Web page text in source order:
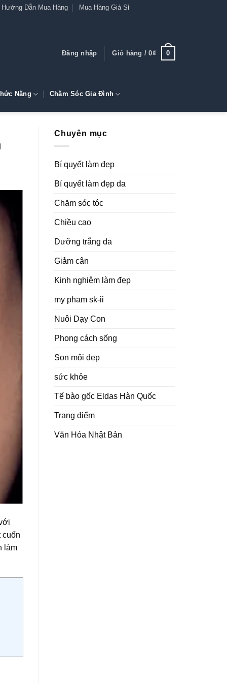
Hướng Dẫn Mua Hàng Mua Hàng Giá Sỉ
Đăng nhập Giỏ hàng /0₫ 0
Năng Chăm Sóc Gia Đình
cuốn
làm
Chuyên mục
Bí quyết làm đẹp
Bí quyết làm đẹp da
Chăm sóc tóc
Chiều cao
Dưỡng trắng da
Giảm cân
Kinh nghiệm làm đẹp
my pham sk-ii
Nuôi Dạy Con
Phong cách sống
Son môi đẹp
sức khỏe
Tế bào gốc Eldas Hàn Quốc
Trang điểm
Văn Hóa Nhật Bản